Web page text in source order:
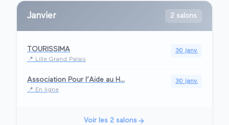
Janvier 2 salons
TOURISSIMA
📍 Lille Grand Palais
30 janv.
Association Pour l’Aide au H...
📍 En ligne
30 janv.
Voir les 2 salons